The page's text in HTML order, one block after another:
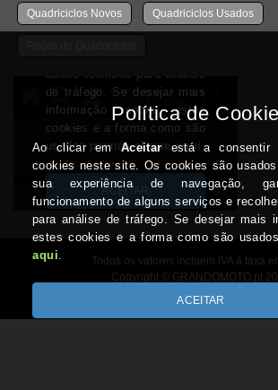
Quadriciclos Novos Quadriciclos Usados
Todos os valores incluem IVA à taxa
Copyright © GRANDOMOTO.pt
Desenvolvido por Optimeios